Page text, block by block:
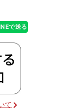
で送る
て